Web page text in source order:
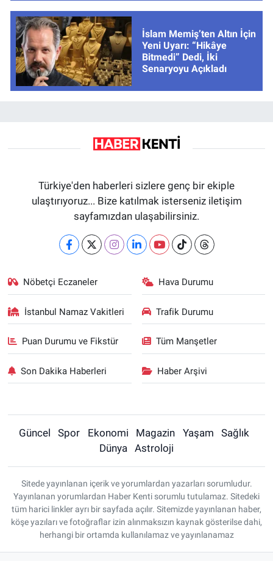
İslam Memiş’ten Altın İçin
Yeni Uyarı: “Hikâye
Bitmedi” Dedi, İki
Senaryoyu Açıkladı
Türkiye'den haberleri sizlere genç bir ekiple
ulaştırıyoruz... Bize katılmak isterseniz iletişim
sayfamızdan ulaşabilirsiniz.
Nöbetçi Eczaneler Hava Durumu
İstanbul Namaz Vakitleri Trafik Durumu
Puan Durumu ve Fikstür Tüm Manşetler
Son Dakika Haberleri Haber Arşivi
Güncel Spor Ekonomi Magazin Yaşam
Sağlık
Dünya
Astroloji
Sitede yayınlanan içerik ve yorumlardan yazarları sorumludur.
Yayınlanan yorumlardan Haber Kenti sorumlu tutulamaz. Sitedeki
tüm harici linkler ayrı bir sayfada açılır. Sitemizde yayınlanan haber,
köşe yazıları ve fotoğraflar izin alınmaksızın kaynak gösterilse dahi,
herhangi bir ortamda kullanılamaz ve yayınlanamaz